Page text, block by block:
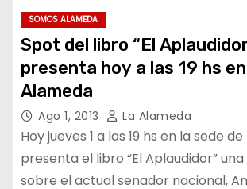
SOMOS ALAMEDA
Spot del libro “El
presenta hoy a las 19 hs
Alameda
Ago 1, 2013 La Alameda
Hoy jueves 1 a las 19 hs en la sede
presenta el libro “El Aplaudidor”
sobre el actual senador nacional,